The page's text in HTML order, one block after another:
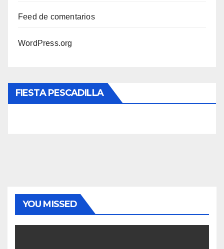
Feed de comentarios
WordPress.org
FIESTA PESCADILLA
YOU MISSED